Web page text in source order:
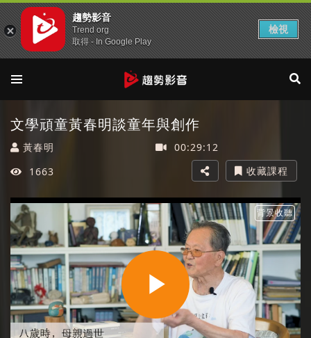
文學頑童黃春明談童年與創作
黃春明
00:29:12
1663
收藏課程
背景收聽
Play
趨勢影音
Trend org
取得 - In Google Play
檢視